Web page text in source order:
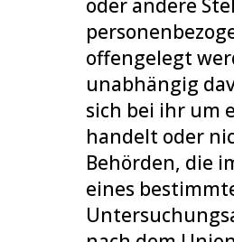
oder andere
offengelegt
unabhängig
sich bei ihr um
handelt oder
Behörden, die
eines